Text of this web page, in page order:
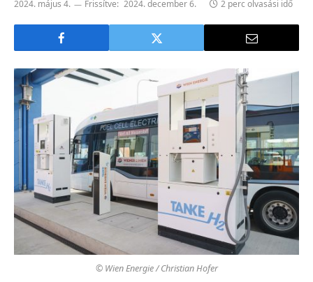
2024. május 4. Frissítve: 2024. december 6. 2 perc olvasási idő
© Wien Energie / Christian Hofer